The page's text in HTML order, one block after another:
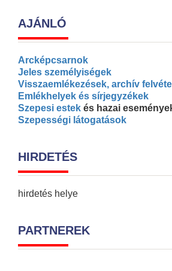
AJÁNLÓ
Arcképcsarnok
Jeles személyiségek
Visszaemlékezések, archív
Emlékhelyek és sírjegyzékek
Szepesi estek és hazai
Szepességi látogatások
HIRDETÉS
hirdetés helye
PARTNEREK